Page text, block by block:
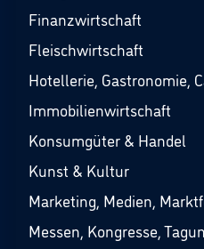
Finanzwirtschaft
Fleischwirtschaft
Hotellerie, Gastronomie,
Immobilienwirtschaft
Konsumgüter & Handel
Kunst & Kultur
Marketing, Medien,
Messen, Kongresse,